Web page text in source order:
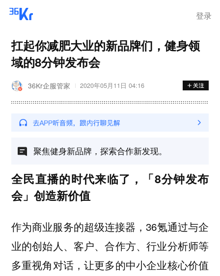
登录
扛起你减肥大业的新品牌们，健身领
域的8分钟发布会
36Kr企服管家 2020年05月11日 04:16
聚焦健身新品牌，探索合作新发现。
全民直播的时代来临了，「8分钟发布
会」创造新价值
作为商业服务的超级连接器，36氪通过与企
业的创始人、客户、合作方、行业分析师等
多重视角对话，让更多的中小企业核心价值